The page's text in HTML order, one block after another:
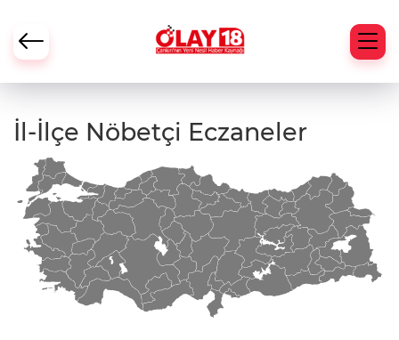
İl-İlçe Nöbetçi Eczaneler